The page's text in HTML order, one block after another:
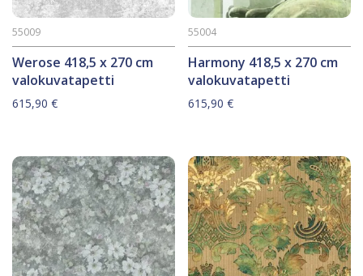
Werose 418,5 x 270 cm
valokuvatapetti
55009
615,90 €
Harmony 418,5 x 270 cm
valokuvatapetti
55004
615,90€